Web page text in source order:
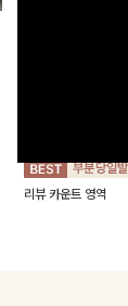
리뷰 카운트 영역